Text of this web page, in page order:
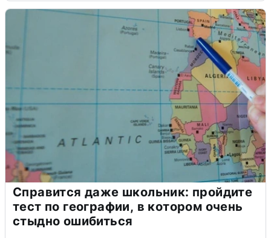
Справится даже школьник: пройдите
тест по географии, в котором очень
стыдно ошибиться